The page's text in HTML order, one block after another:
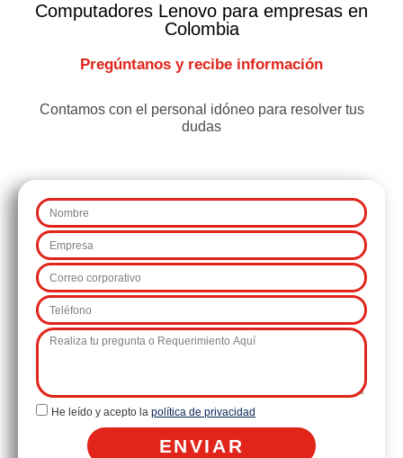
Computadores Lenovo para empresas en
Colombia
Pregúntanos y recibe información
Contamos con el personal idóneo para resolver tus
dudas
He leído y acepto la política de privacidad
ENVIAR